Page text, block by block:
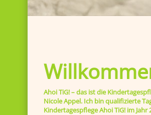
Ahoi TiG! – das ist die
Nicole Appel. Ich bin qualifizierte
Kindertagespflege Ahoi TiG! im Jahr